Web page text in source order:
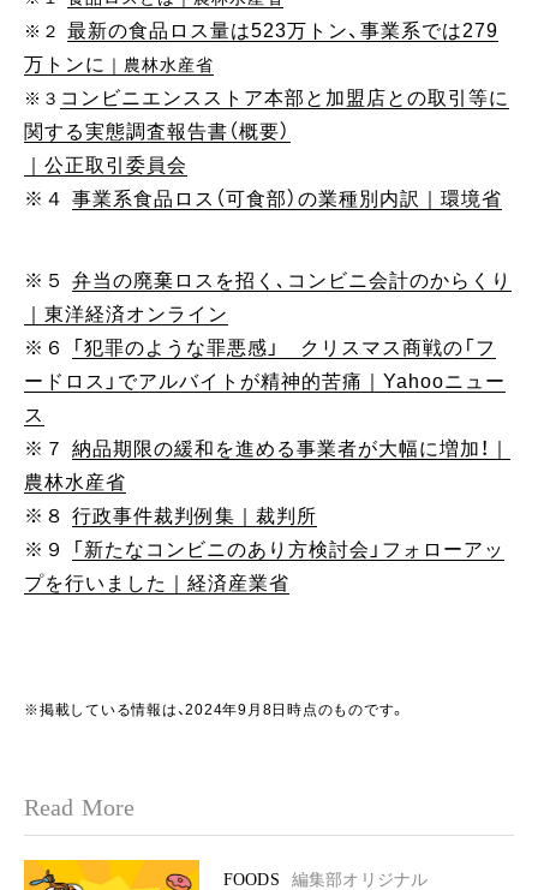
※２ 最新の食品ロス量は523万トン、事業系では279
万トンに ｜農林水産省
※３ コンビニエンスストア本部と加盟店との取引等に
関する実態調査報告書（概要）
｜公正取引委員会
※４ 事業系食品ロス（可食部）の業種別内訳｜環境省
※５ 弁当の廃棄ロスを招く､コンビニ会計のからくり
｜東洋経済オンライン
※６
「犯罪のような罪悪感」 クリスマス商戦の「フ
ードロス」でアルバイトが精神的苦痛｜Yahooニュー
ス
※７ 納品期限の緩和を進める事業者が大幅に増加！｜
農林水産省
※８ 行政事件裁判例集｜裁判所
※９
「新たなコンビニのあり方検討会」フォローアッ
プを行いました｜経済産業省
※掲載している情報は、2024年9月8日時点のものです。
Read More
FOODS
編集部オリジナル